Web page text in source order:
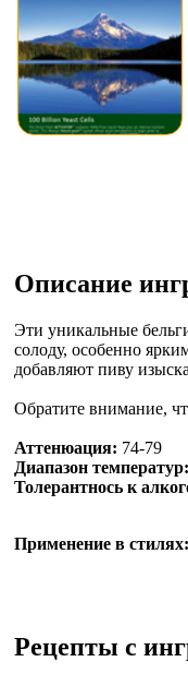
Описание
Эти уникальные
солоду, особенно
добавляют пиву
Обратите внимание,
Аттенюация: 74-79
Диапазон температур:
Толерантнось к
Применение в стилях:
Рецепты с